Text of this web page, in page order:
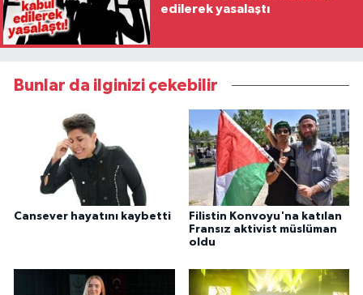
edilerek yasalaştı
Bunlar da ilginizi çekebilir
Cansever hayatını kaybetti
Filistin Konvoyu'na katılan
Fransız aktivist müslüman
oldu